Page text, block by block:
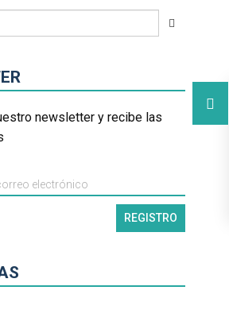
newsletter y recibe las